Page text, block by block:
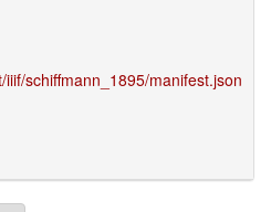
schiffmann_1895/manifest.json